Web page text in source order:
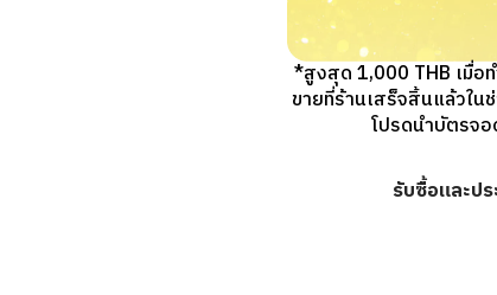
*สูงสุด 1,000 THB เมื่
ขายที่ร้านเสร็จสิ้นแล้วใน
โปรดนำบัตรจ
รับซื้อและป